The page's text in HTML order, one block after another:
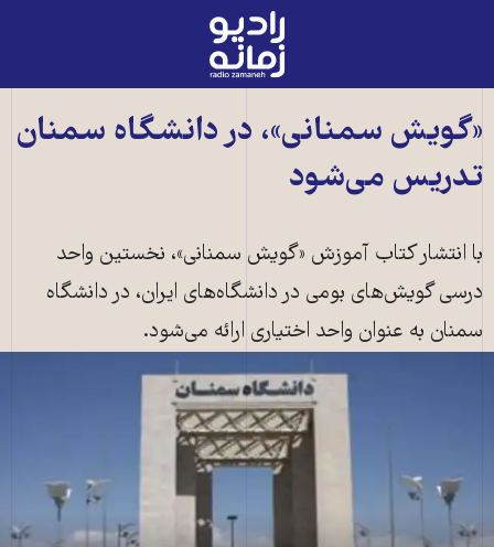
رادیو
زمانه
صفحه
اصلی
«گویش سمنانی»، در دانشگاه سمنان
تدریس می‌شود
با انتشار کتاب آموزش «گویش سمنانی»، نخستین واحد
درسی گویش‌های بومی در دانشگاه‌های ایران، در دانشگاه
سمنان به عنوان واحد اختیاری ارائه می‌شود.